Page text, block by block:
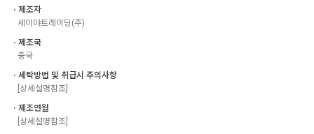
ㆍ제조자
세이야트레이딩(주)
ㆍ제조국
중국
ㆍ세탁방법 및 취급시 주의사항
[상세설명참조]
ㆍ제조연월
[상세설명참조]